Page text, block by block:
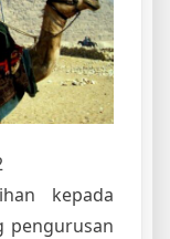
kepada
pengurusan